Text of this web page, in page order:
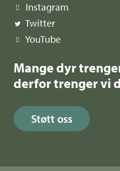
Instagram
Twitter
YouTube
Mange dyr
derfor trenger vi
Støtt oss